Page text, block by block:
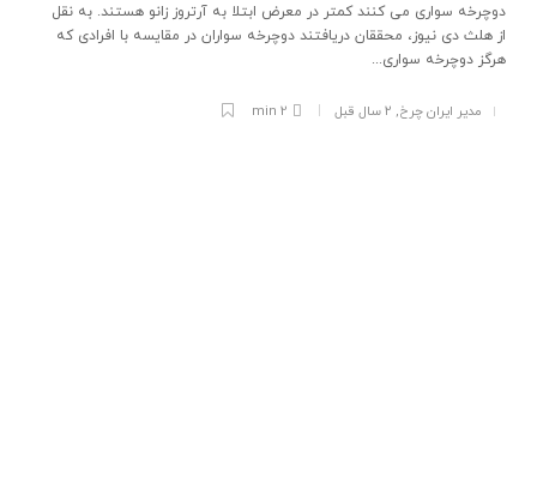
دوچرخه سواری می کنند کمتر در معرض ابتلا به آرتروز زانو هستند. به نقل
از هلث دی نیوز، محققان دریافتند دوچرخه سواران در مقایسه با افرادی که
هرگز دوچرخه سواری...
مدیر ایران چرخ, ۲ سال قبل